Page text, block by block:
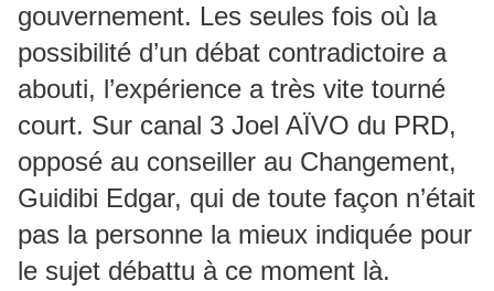
gouvernement. Les seules fois où la
possibilité d’un débat contradictoire a
abouti, l’expérience a très vite tourné
court. Sur canal 3 Joel AÏVO du PRD,
opposé au conseiller au Changement,
Guidibi Edgar, qui de toute façon n’était
pas la personne la mieux indiquée pour
le sujet débattu à ce moment là.